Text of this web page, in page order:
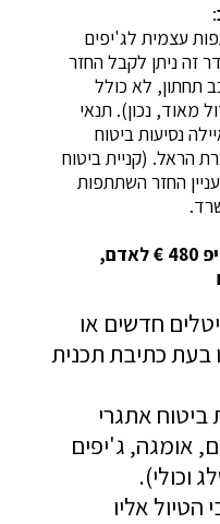
:
עצמית לג'יפים
זה ניתן לקבל החזר
(כולל מרכב תחתון, לא כולל
לג'יפ (זול מאוד, נכון). תנאי
נסיעות ביטוח
הראל. (קניית ביטוח
החזר השתתפות
תוספת לג'יפ כולל דלק: 2 בג'יפ 480 € לאדם,
חדשים או
בעת כתיבת תכנית
אתגרי
אומגה, ג'יפים
וכולי).
אליו